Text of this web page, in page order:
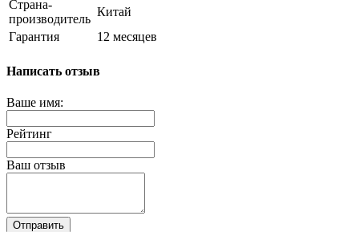
Страна-
производитель
Китай
Гарантия
12 месяцев
Написать отзыв
Ваше имя:
Рейтинг
Ваш отзыв
Отправить